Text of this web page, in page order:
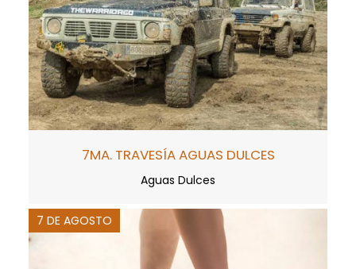
7MA. TRAVESÍA AGUAS DULCES
Aguas Dulces
7 DE AGOSTO